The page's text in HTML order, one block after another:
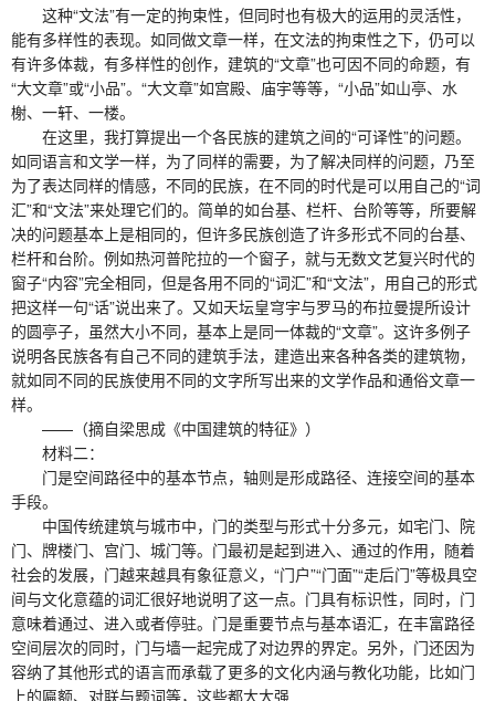
这种“文法”有一定的拘束性，但同时也有极大的运用的灵活性，
能有多样性的表现。如同做文章一样，在文法的拘束性之下，仍可以
有许多体裁，有多样性的创作，建筑的“文章”也可因不同的命题，有
“大文章”或“小品”。“大文章”如宫殿、庙宇等等，“小品”如山亭、水
榭、一轩、一楼。
在这里，我打算提出一个各民族的建筑之间的“可译性”的问题。
如同语言和文学一样，为了同样的需要，为了解决同样的问题，乃至
为了表达同样的情感，不同的民族，在不同的时代是可以用自己的“词
汇”和“文法”来处理它们的。简单的如台基、栏杆、台阶等等，所要解
决的问题基本上是相同的，但许多民族创造了许多形式不同的台基、
栏杆和台阶。例如热河普陀拉的一个窗子，就与无数文艺复兴时代的
窗子“内容”完全相同，但是各用不同的“词汇”和“文法”，用自己的形式
把这样一句“话”说出来了。又如天坛皇穹宇与罗马的布拉曼提所设计
的圆亭子，虽然大小不同，基本上是同一体裁的“文章”。这许多例子
说明各民族各有自己不同的建筑手法，建造出来各种各类的建筑物，
就如同不同的民族使用不同的文字所写出来的文学作品和通俗文章一
样。
——（摘自梁思成《中国建筑的特征》）
材料二：
门是空间路径中的基本节点，轴则是形成路径、连接空间的基本
手段。
中国传统建筑与城市中，门的类型与形式十分多元，如宅门、院
门、牌楼门、宫门、城门等。门最初是起到进入、通过的作用，随着
社会的发展，门越来越具有象征意义，“门户”“门面”“走后门”等极具空
间与文化意蕴的词汇很好地说明了这一点。门具有标识性，同时，门
意味着通过、进入或者停驻。门是重要节点与基本语汇，在丰富路径
空间层次的同时，门与墙一起完成了对边界的界定。另外，门还因为
容纳了其他形式的语言而承载了更多的文化内涵与教化功能，比如门
上的匾额、对联与题词等，这些都大大强